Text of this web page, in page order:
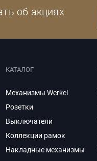
об акциях
КАТАЛОГ
Механизмы Werkel
Розетки
Выключатели
Коллекции рамок
Накладные механизмы